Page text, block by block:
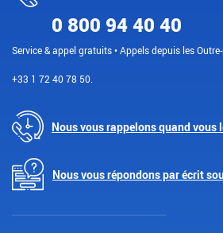
0 800 94 40 40
Service & appel gratuits • Appels depuis les
+33 1 72 40 78 50.
Nous vous rappelons quand vous
Nous vous répondons par écrit